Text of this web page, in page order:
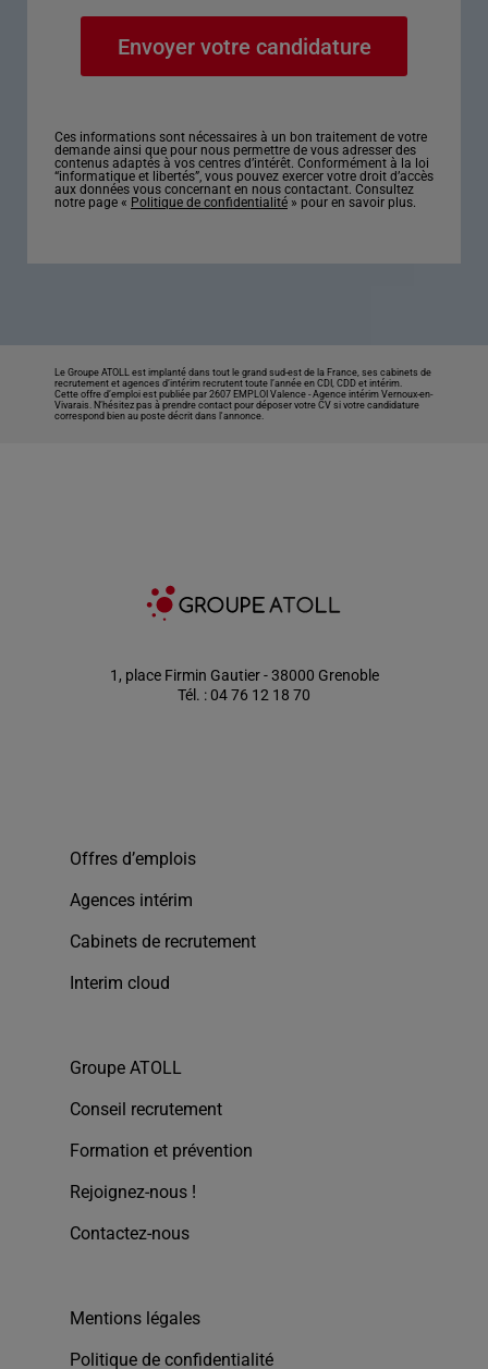
Ces informations sont nécessaires à un bon traitement de votre
demande ainsi que pour nous permettre de vous adresser des
contenus adaptés à vos centres d’intérêt. Conformément à la loi
“informatique et libertés”, vous pouvez exercer votre droit d’accès
aux données vous concernant en nous contactant. Consultez
notre page « Politique de confidentialité » pour en savoir plus.
Le Groupe ATOLL est implanté dans tout le grand sud-est de la France, ses cabinets de
recrutement et agences d’intérim recrutent toute l’année en CDI, CDD et intérim.
Cette offre d’emploi est publiée par 2607 EMPLOI Valence -Agence intérim Vernoux-en-
Vivarais. N’hésitez pas à prendre contact pour déposer votre CV si votre candidature
correspond bien au poste décrit dans l'annonce.
1, place Firmin Gautier - 38000 Grenoble
Tél. : 04 76 12 18 70
Offres d’emplois
Agences intérim
Cabinets de recrutement
Interim cloud
Groupe ATOLL
Conseil recrutement
Formation et prévention
Rejoignez-nous !
Contactez-nous
Mentions légales
Politique de confidentialité